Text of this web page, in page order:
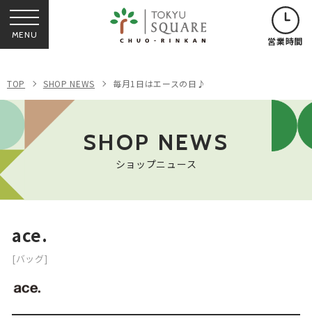
MENU 営業時間
TOP SHOP NEWS 毎月1日はエースの日♪
SHOP NEWS
ショップニュース
ace.
[バッグ]